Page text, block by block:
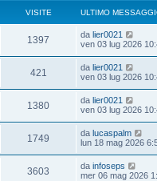
VISITE ULTIMO
1397 da lier0021
ven 03 lug 2026
421 da lier0021
ven 03 lug 2026
1380 da lier0021
ven 03 lug 2026
1749 da lucaspalm
lun 18 mag 2026
3603 da infoseps
mer 06 mag 2026